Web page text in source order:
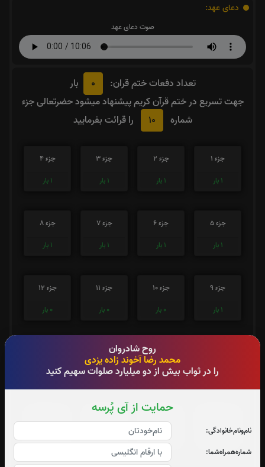
روح شادروان
محمد رضا آخوند زاده یزدی
را در ثواب بیش از دو میلیارد صلوات سهیم کنید
حمایت از آی پُرسه
نام‌و‌نام‌خانوادگی:
شماره‌همراه‌شما:
دعای عهد:
صوت دعای عهد
تعداد دفعات ختم قران: 0
بار
جهت تسریع در ختم قرآن کریم پیشنهاد میشود حضرتعالی جزء
شماره
10 را قرائت بفرمایید
جزء 1
1 بار
جزء 2
1 بار
جزء 3
1 بار
جزء 4
1 بار
جزء 5
1 بار
جزء 6
1 بار
جزء 7
1 بار
جزء 8
1 بار
جزء 9
1 بار
جزء 10
0 بار
جزء 11
0 بار
جزء 12
0 بار
بار
0 بار
جزء 15
0بار
0بار
0بار
جزء 19
0بار
0بار